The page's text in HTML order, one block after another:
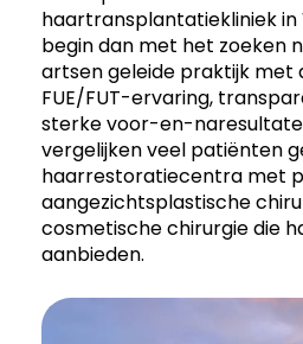
haartransplantatiekliniek in
begin dan met het zoeken
artsen geleide praktijk met
FUE/FUT-ervaring,
sterke voor-en-
vergelijken veel patiënten
haarrestoratiecentra met
aangezichtsplastische
cosmetische chirurgie die
aanbieden.